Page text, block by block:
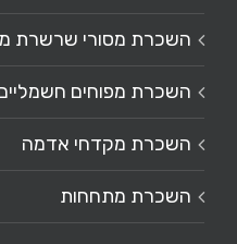
השכרת מסורי שרשרת
השכרת מפוחים חשמליים
השכרת מקדחי אדמה
השכרת מתחחות